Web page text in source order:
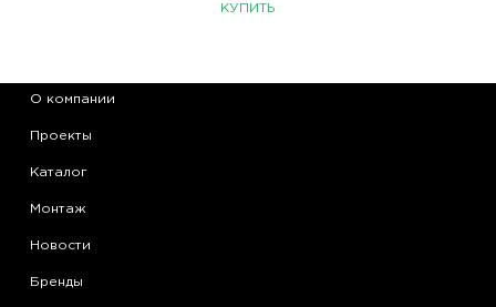
КУПИТЬ
О компании
Проекты
Каталог
Монтаж
Новости
Бренды